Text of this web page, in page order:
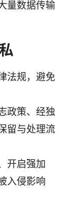
量数据传输
法规，避免
政策、经独
留与处理流
开启强加
入侵影响